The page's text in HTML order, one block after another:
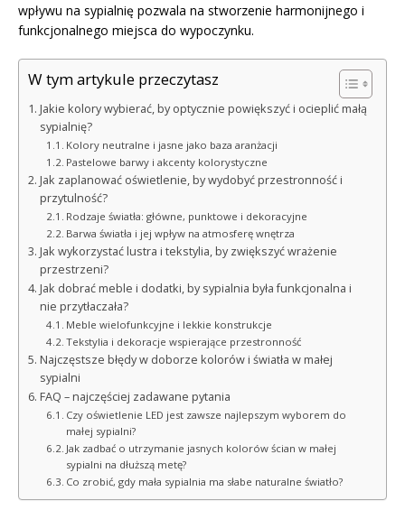
wpływu na sypialnię pozwala na stworzenie harmonijnego i
funkcjonalnego miejsca do wypoczynku.
W tym artykule przeczytasz
Jakie kolory wybierać, by optycznie powiększyć i ocieplić małą
sypialnię?
Kolory neutralne i jasne jako baza aranżacji
Pastelowe barwy i akcenty kolorystyczne
Jak zaplanować oświetlenie, by wydobyć przestronność i
przytulność?
Rodzaje światła: główne, punktowe i dekoracyjne
Barwa światła i jej wpływ na atmosferę wnętrza
Jak wykorzystać lustra i tekstylia, by zwiększyć wrażenie
przestrzeni?
Jak dobrać meble i dodatki, by sypialnia była funkcjonalna i
nie przytłaczała?
Meble wielofunkcyjne i lekkie konstrukcje
Tekstylia i dekoracje wspierające przestronność
Najczęstsze błędy w doborze kolorów i światła w małej
sypialni
FAQ – najczęściej zadawane pytania
Czy oświetlenie LED jest zawsze najlepszym wyborem do
małej sypialni?
Jak zadbać o utrzymanie jasnych kolorów ścian w małej
sypialni na dłuższą metę?
Co zrobić, gdy mała sypialnia ma słabe naturalne światło?